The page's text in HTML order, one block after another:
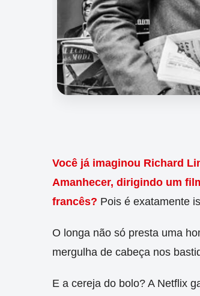
Você já imaginou Richard
Amanhecer, dirigindo um
francês? Pois é exatamente
O longa não só presta uma
mergulha de cabeça nos
E a cereja do bolo? A Netflix